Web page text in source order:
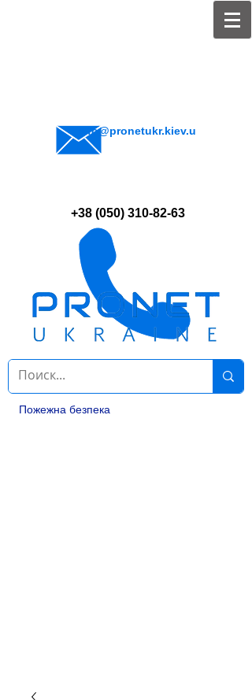
info@pronetukr.kiev.u
a
+38 (050) 310-82-63
Пожежна безпека